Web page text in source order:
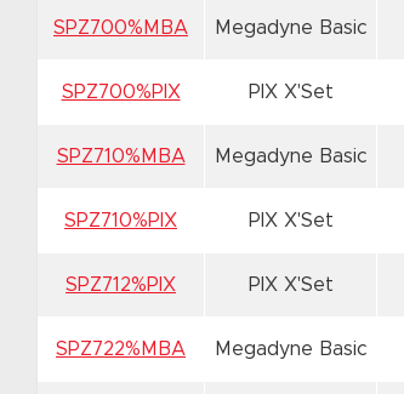
SPZ700%MBA Megadyne Basic
SPZ700%PIX PIX X'Set
SPZ710%MBA Megadyne Basic
SPZ710%PIX PIX X'Set
SPZ712%PIX PIX X'Set
SPZ722%MBA Megadyne Basic